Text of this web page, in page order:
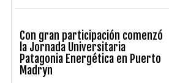
Con gran participación comenzó
la Jornada Universitaria
Patagonia Energética en Puerto
Madryn